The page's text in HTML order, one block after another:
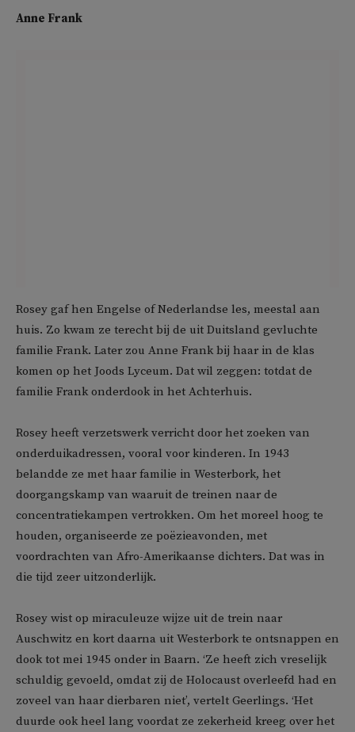
Anne Frank
Rosey gaf hen Engelse of Nederlandse les, meestal aan
huis. Zo kwam ze terecht bij de uit Duitsland gevluchte
familie Frank. Later zou Anne Frank bij haar in de klas
komen op het Joods Lyceum. Dat wil zeggen: totdat de
familie Frank onderdook in het Achterhuis.
Rosey heeft verzetswerk verricht door het zoeken van
onderduikadressen, vooral voor kinderen. In 1943
belandde ze met haar familie in Westerbork, het
doorgangskamp van waaruit de treinen naar de
concentratiekampen vertrokken. Om het moreel hoog te
houden, organiseerde ze poëzieavonden, met
voordrachten van Afro-Amerikaanse dichters. Dat was in
die tijd zeer uitzonderlijk.
Rosey wist op miraculeuze wijze uit de trein naar
Auschwitz en kort daarna uit Westerbork te ontsnappen en
dook tot mei 1945 onder in Baarn. ‘Ze heeft zich vreselijk
schuldig gevoeld, omdat zij de Holocaust overleefd had en
zoveel van haar dierbaren niet’, vertelt Geerlings. ‘Het
duurde ook heel lang voordat ze zekerheid kreeg over het